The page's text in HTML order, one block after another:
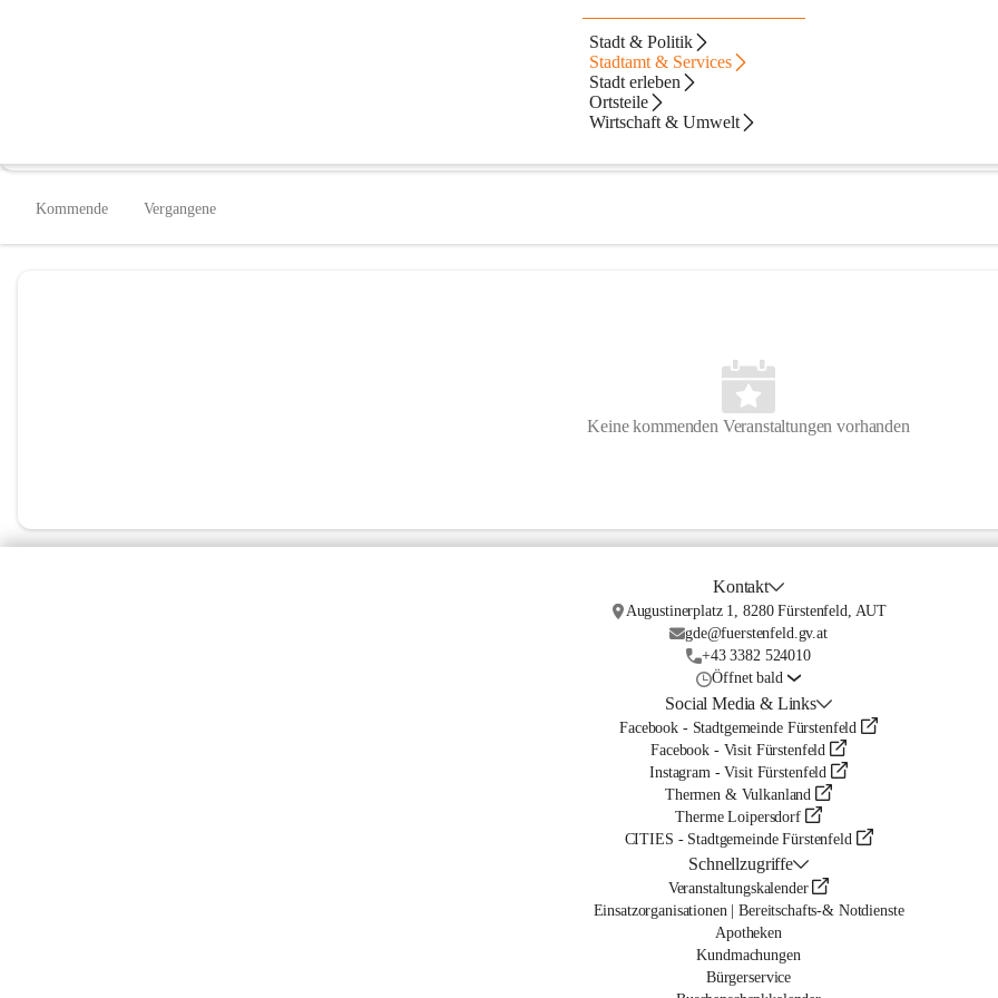
Stadt & Politik
Stadtamt & Services
Stadt erleben
Ortsteile
Wirtschaft & Umwelt
Städtischer Kindergarten Fürstenfeld II Sonnenhaus
Kommende Vergangene
Keine kommenden Veranstaltungen vorhanden
Kontakt
Augustinerplatz 1, 8280 Fürstenfeld, AUT
gde@fuerstenfeld.gv.at
+43 3382 524010
Öffnet bald
Social Media & Links
Facebook - Stadtgemeinde Fürstenfeld
Facebook - Visit Fürstenfeld
Instagram - Visit Fürstenfeld
Thermen & Vulkanland
Therme Loipersdorf
CITIES - Stadtgemeinde Fürstenfeld
Schnellzugriffe
Veranstaltungskalender
Einsatzorganisationen | Bereitschafts-& Notdienste
Apotheken
Kundmachungen
Bürgerservice